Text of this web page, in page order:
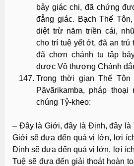
bảy giác chi, đã chứng
đẳng giác. Bạch Thế
diệt trừ năm triền cái,
cho trí tuệ yết ớt, đã an trú
đã chơn chánh tu tập
được Vô thượng Chánh
Trong thời gian Thế
Pãvãrikamba, pháp
chúng Tỷ-kheo:
– Ðây là Giới, đây là Ðịnh, đây là
Giới sẽ đưa đến quả vị lớn, lợi
Ðịnh sẽ đưa đến quả vị lớn, lợi
Tuệ sẽ đưa đến giải thoát hoàn